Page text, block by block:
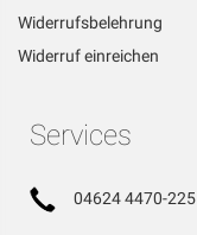
Widerrufsbelehrung
Widerruf einreichen
Services
04624 4470-225